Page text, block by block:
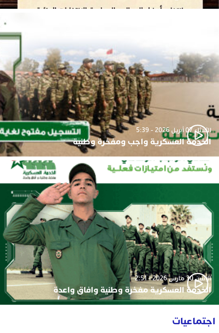
الثلاثاء 07 أبريل 2026 - 5:39
الخدمة العسكرية واجب ومفخرة وطنية
الإثنين 30 مارس 2026 - 2:51
الخدمة العسكرية مفخرة وطنية وافاق واعدة
اجتماعيات